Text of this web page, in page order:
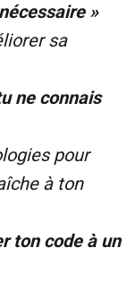
»
sa
ne connais
pour
à ton
ton code à un